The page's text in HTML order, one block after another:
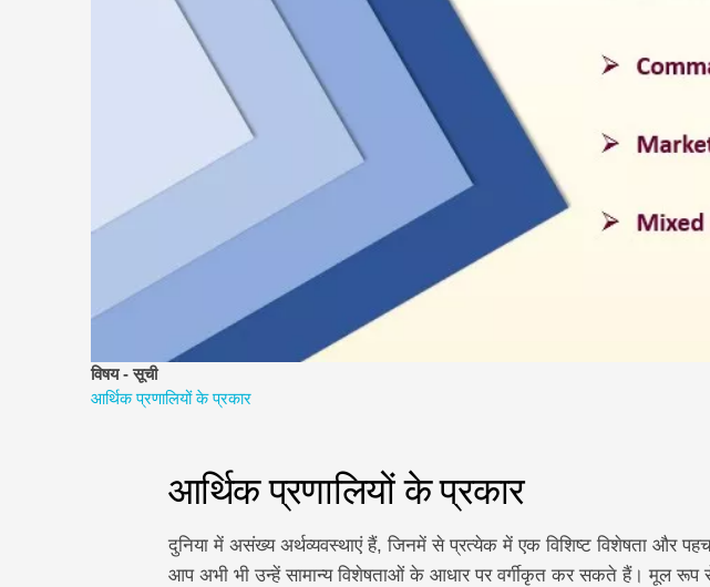
विषय - सूची
आर्थिक प्रणालियों के प्रकार
आर्थिक प्रणालियों के प्रकार
दुनिया में असंख्य अर्थव्यवस्थाएं हैं, जिनमें से प्रत्येक में एक विशिष्ट विशेषता और
आप अभी भी उन्हें सामान्य विशेषताओं के आधार पर वर्गीकृत कर सकते हैं। मूल रूप